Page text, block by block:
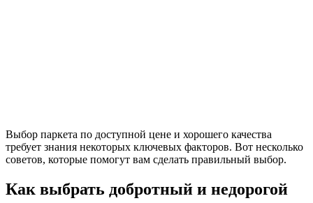
Выбор паркета по доступной цене и хорошего качества
требует знания некоторых ключевых факторов. Вот несколько
советов, которые помогут вам сделать правильный выбор.
Как выбрать добротный и недорогой